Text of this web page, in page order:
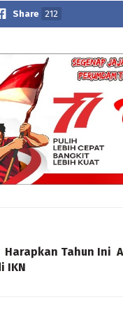
Share 212
Harapkan Tahun Ini
IKN